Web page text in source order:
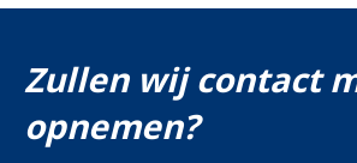
Zullen wij contact
opnemen?